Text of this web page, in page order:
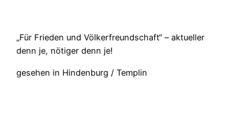
„Für Frieden und Völkerfreundschaft“ – aktueller
denn je, nötiger denn je!
gesehen in Hindenburg / Templin